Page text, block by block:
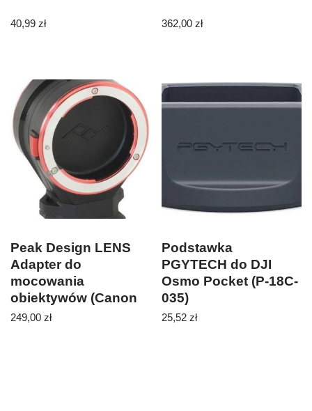
40,99 zł 362,00zł
Peak Design LENS
Adapter do
mocowania
obiektywów (Canon
EF)
249,00 zł
Podstawka
PGYTECH do DJI
Osmo Pocket (P-18C-
035)
25,52zł